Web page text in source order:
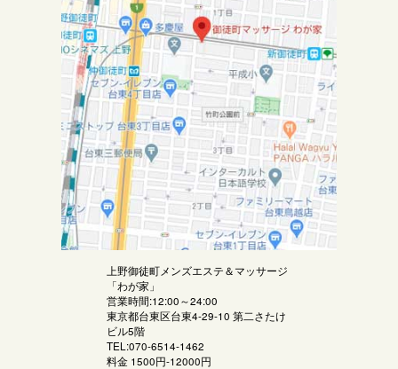
上野御徒町メンズエステ＆マッサージ
「わが家 」
営業時間:12:00～24:00
東京都台東区台東4-29-10 第二さたけ
ビル5階
TEL:070-6514-1462
料金 1500円-12000円